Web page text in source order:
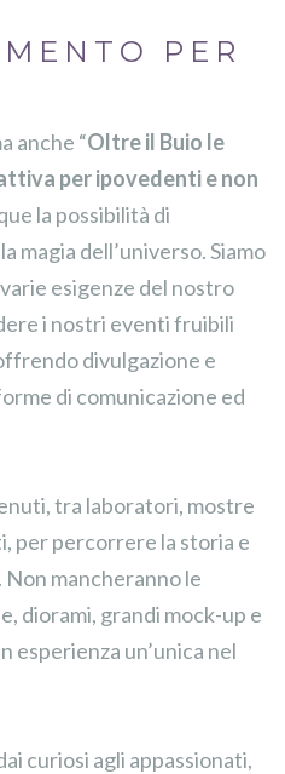
PER
anche “Oltre il Buio le
per ipovedenti e non
la possibilità di
magia dell’universo. Siamo
esigenze del nostro
i nostri eventi fruibili
divulgazione e
di comunicazione ed
tra laboratori, mostre
per percorrere la storia e
mancheranno le
diorami, grandi mock-up e
esperienza un’unica nel
curiosi agli appassionati,